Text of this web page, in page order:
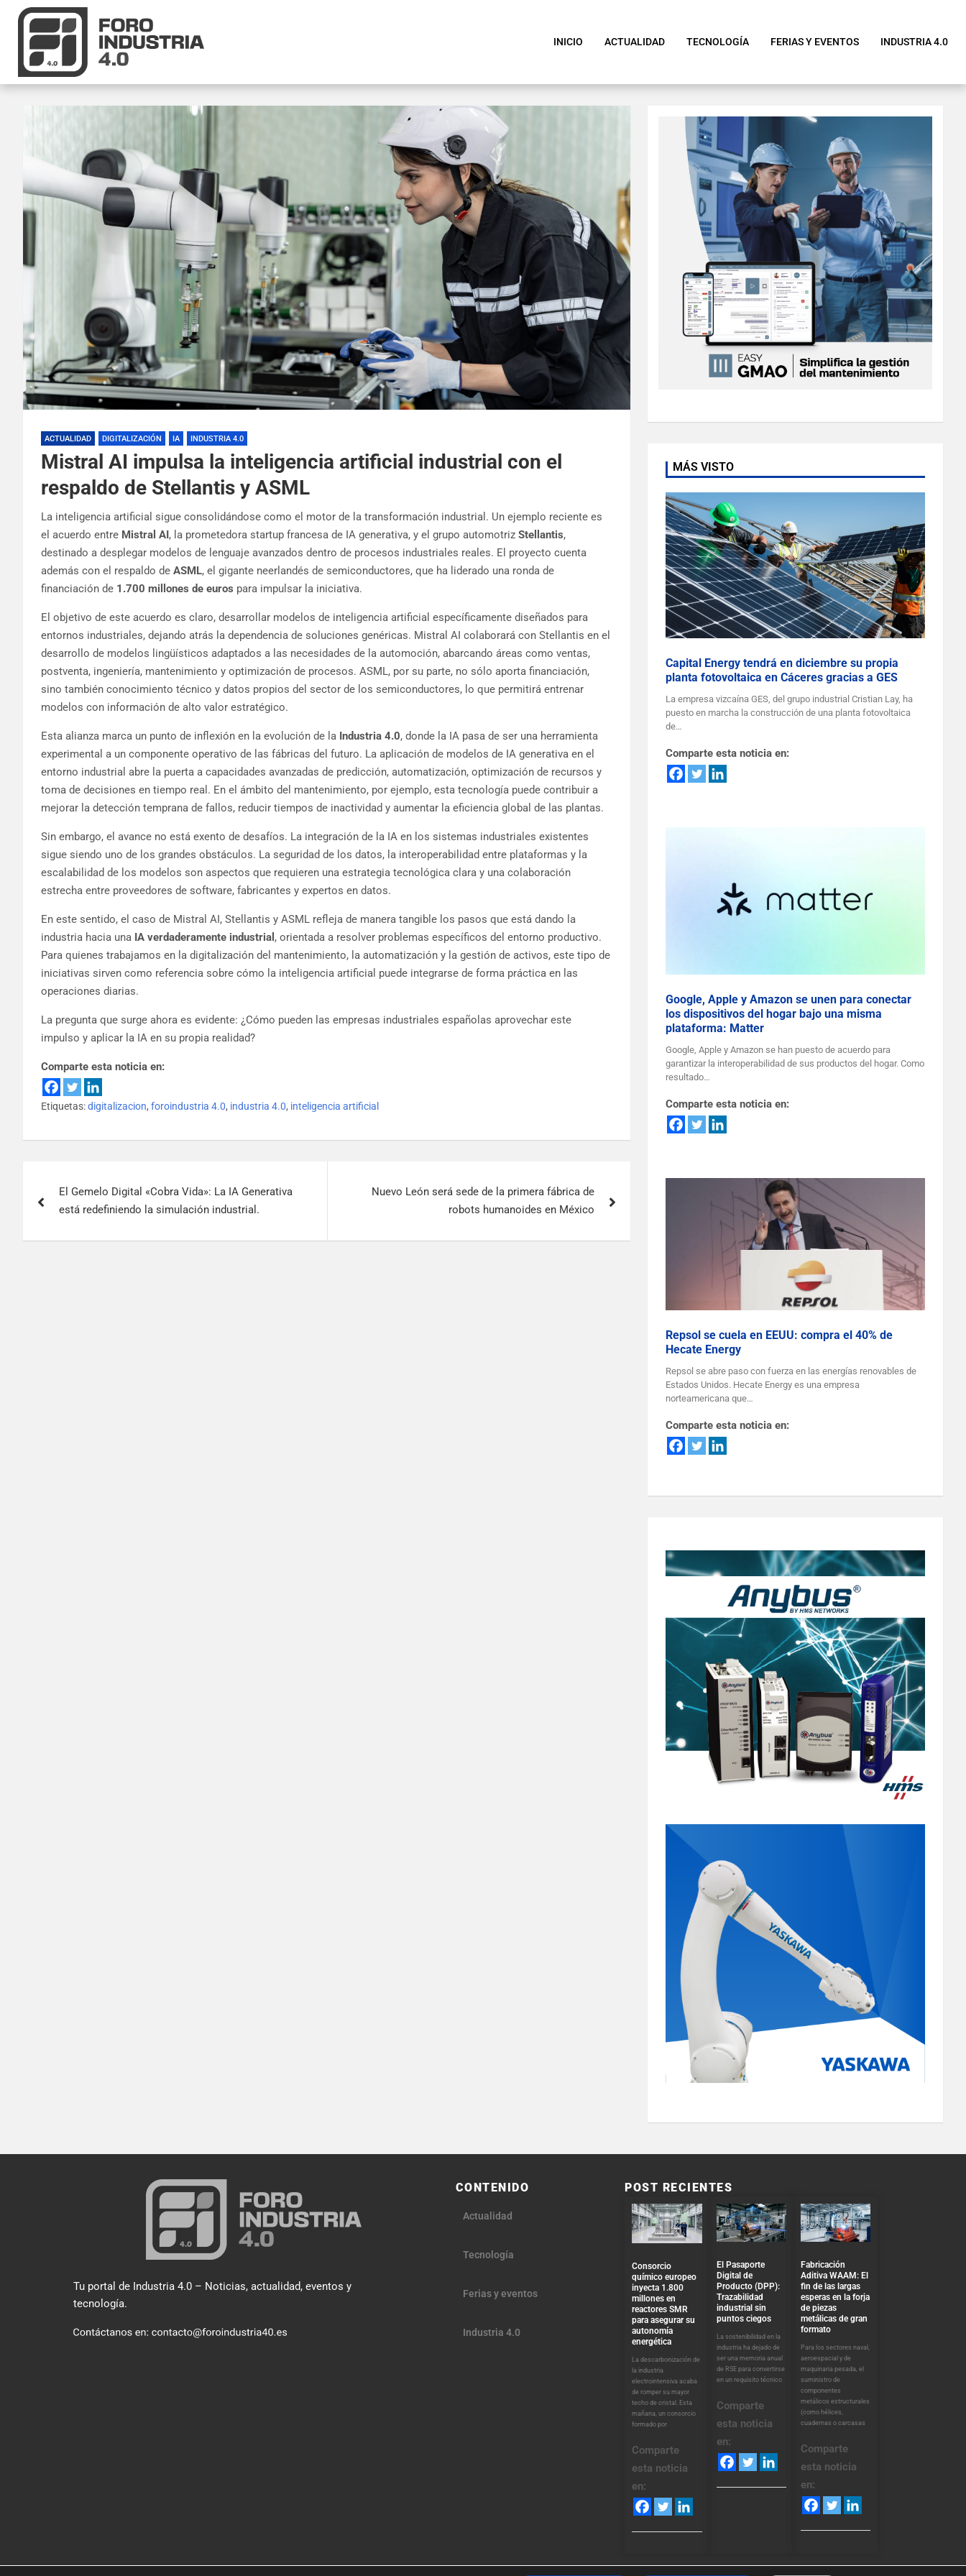
INICIO ACTUALIDAD TECNOLOGÍA FERIAS Y EVENTOS INDUSTRIA 4.0
ACTUALIDAD DIGITALIZACIÓN IA INDUSTRIA 4.0
Mistral AI impulsa la inteligencia artificial industrial con el
respaldo de Stellantis y ASML
La inteligencia artificial sigue consolidándose como el motor de la transformación industrial. Un ejemplo reciente es
el acuerdo entre Mistral AI, la prometedora startup francesa de IA generativa, y el grupo automotriz Stellantis,
destinado a desplegar modelos de lenguaje avanzados dentro de procesos industriales reales. El proyecto cuenta
además con el respaldo de ASML, el gigante neerlandés de semiconductores, que ha liderado una ronda de
financiación de 1.700 millones de euros para impulsar la iniciativa.
El objetivo de este acuerdo es claro, desarrollar modelos de inteligencia artificial específicamente diseñados para
entornos industriales, dejando atrás la dependencia de soluciones genéricas. Mistral AI colaborará con Stellantis en el
desarrollo de modelos lingüísticos adaptados a las necesidades de la automoción, abarcando áreas como ventas,
postventa, ingeniería, mantenimiento y optimización de procesos. ASML, por su parte, no sólo aporta financiación,
sino también conocimiento técnico y datos propios del sector de los semiconductores, lo que permitirá entrenar
modelos con información de alto valor estratégico.
Esta alianza marca un punto de inflexión en la evolución de la Industria 4.0, donde la IA pasa de ser una herramienta
experimental a un componente operativo de las fábricas del futuro. La aplicación de modelos de IA generativa en el
entorno industrial abre la puerta a capacidades avanzadas de predicción, automatización, optimización de recursos y
toma de decisiones en tiempo real. En el ámbito del mantenimiento, por ejemplo, esta tecnología puede contribuir a
mejorar la detección temprana de fallos, reducir tiempos de inactividad y aumentar la eficiencia global de las plantas.
Sin embargo, el avance no está exento de desafíos. La integración de la IA en los sistemas industriales existentes
sigue siendo uno de los grandes obstáculos. La seguridad de los datos, la interoperabilidad entre plataformas y la
escalabilidad de los modelos son aspectos que requieren una estrategia tecnológica clara y una colaboración
estrecha entre proveedores de software, fabricantes y expertos en datos.
En este sentido, el caso de Mistral AI, Stellantis y ASML refleja de manera tangible los pasos que está dando la
industria hacia una IA verdaderamente industrial , orientada a resolver problemas específicos del entorno productivo.
Para quienes trabajamos en la digitalización del mantenimiento, la automatización y la gestión de activos, este tipo de
iniciativas sirven como referencia sobre cómo la inteligencia artificial puede integrarse de forma práctica en las
operaciones diarias.
La pregunta que surge ahora es evidente: ¿Cómo pueden las empresas industriales españolas aprovechar este
impulso y aplicar la IA en su propia realidad?
Comparte esta noticia en:
Etiquetas:digitalizacion, foroindustria 4.0, industria 4.0, inteligencia artificial
El Gemelo Digital «Cobra Vida»: La IA Generativa
está redefiniendo la simulación industrial.
Nuevo León será sede de la primera fábrica de
robots humanoides en México
MÁS VISTO
Capital Energy tendrá en diciembre su propia
planta fotovoltaica en Cáceres gracias a GES
La empresa vizcaína GES, del grupo industrial Cristian Lay, ha
puesto en marcha la construcción de una planta fotovoltaica
de…
Comparte esta noticia en:
Google, Apple y Amazon se unen para conectar
los dispositivos del hogar bajo una misma
plataforma: Matter
Google, Apple y Amazon se han puesto de acuerdo para
garantizar la interoperabilidad de sus productos del hogar. Como
resultado…
Comparte esta noticia en:
Repsol se cuela en EEUU: compra el 40% de
Hecate Energy
Repsol se abre paso con fuerza en las energías renovables de
Estados Unidos. Hecate Energy es una empresa
norteamericana que…
Comparte esta noticia en:
Tu portal de Industria 4.0 – Noticias, actualidad, eventos y
tecnología.
CONTENIDO
Actualidad
Tecnología
Ferias y eventos
Industria 4.0
POST RECIENTES
Consorcio
químico europeo
inyecta 1.800
millones en
reactores SMR
para asegurar su
autonomía
energética
La descarbonización de
la industria
electrointensiva acaba
de romper su mayor
techo de cristal. Esta
mañana, un consorcio
formado por
Comparte
esta noticia
en:
El Pasaporte
Digital de
Producto (DPP):
Trazabilidad
industrial sin
puntos ciegos
La sostenibilidad en la
industria ha dejado de
ser una memoria anual
de RSE para convertirse
en un requisito técnico
Comparte
esta noticia
en:
Fabricación
Aditiva WAAM: El
fin de las largas
esperas en la forja
de piezas
metálicas de gran
formato
Para los sectores naval,
aeroespacial y de
maquinaria pesada, el
suministro de
componentes
metálicos estructurales
(como hélices,
cuadernas o carcasas
Comparte
esta noticia
en: